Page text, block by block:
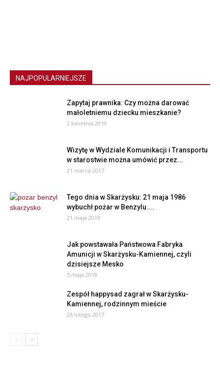
NAJPOPULARNIEJSZE
Zapytaj prawnika: Czy można darować
małoletniemu dziecku mieszkanie?
2 kwietnia 2019
Wizytę w Wydziale Komunikacji i Transportu
w starostwie można umówić przez...
21 marca 2017
Tego dnia w Skarżysku: 21 maja 1986
wybuchł pożar w Benzylu....
21 maja 2019
Jak powstawała Państwowa Fabryka
Amunicji w Skarżysku-Kamiennej, czyli
dzisiejsze Mesko
5 maja 2018
Zespół happysad zagrał w Skarżysku-
Kamiennej, rodzinnym mieście
26 lutego 2017